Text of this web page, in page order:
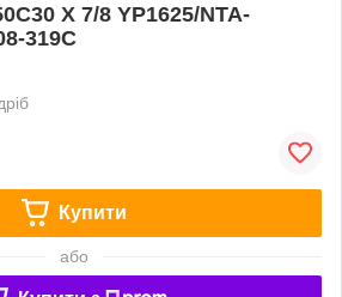
X 7/8 YP1625/NTA-
319C
Купити
або